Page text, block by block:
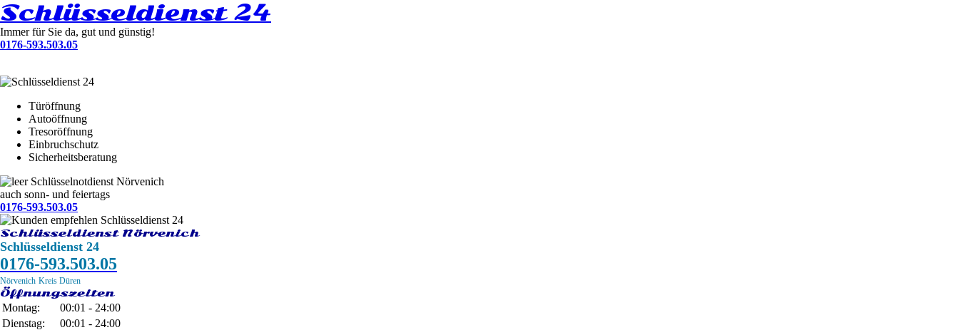
Schlüsseldienst 24
Immer für Sie da, gut und günstig!
0176-593.503.05
Türöffnung
Autoöffnung
Tresoröffnung
Einbruchschutz
Sicherheitsberatung
Schlüsselnotdienst Nörvenich
auch sonn- und feiertags
0176-593.503.05
Schlüsseldienst Nörvenich
Schlüsseldienst 24
0176-593.503.05
Nörvenich Kreis Düren
Öffnungszeiten
Montag:
00:01 - 24:00
Dienstag:
00:01 - 24:00